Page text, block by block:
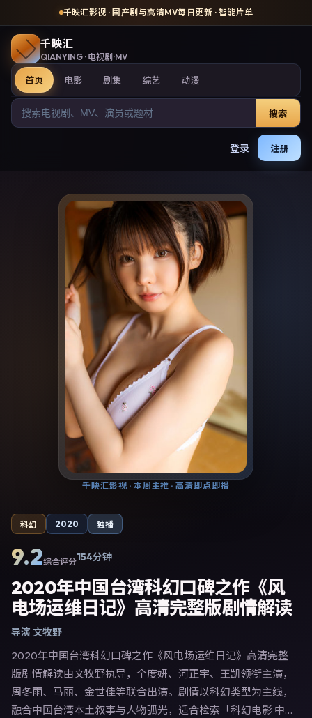
千映汇影视 · 国产剧与高清MV每日更新 · 智能片单
千映汇
QIANYING · 电视剧·MV
首页 电影 剧集 综艺 动漫
搜索
登录 注册
科幻 2020 独播
9.2综合评分154分钟
2020年中国台湾科幻口碑之作《风
电场运维日记》高清完整版剧情解读
导演 文牧野
2020年中国台湾科幻口碑之作《风电场运维日记》高清完整
版剧情解读由文牧野执导，全度妍、河正宇、王凯领衔主演，
周冬雨、马丽、金世佳等联合出演。剧情以科幻类型为主线，
融合中国台湾本土叙事与人物弧光，适合检索「科幻电影 中国
千映汇影视 · 本周主推 · 高清即点即播